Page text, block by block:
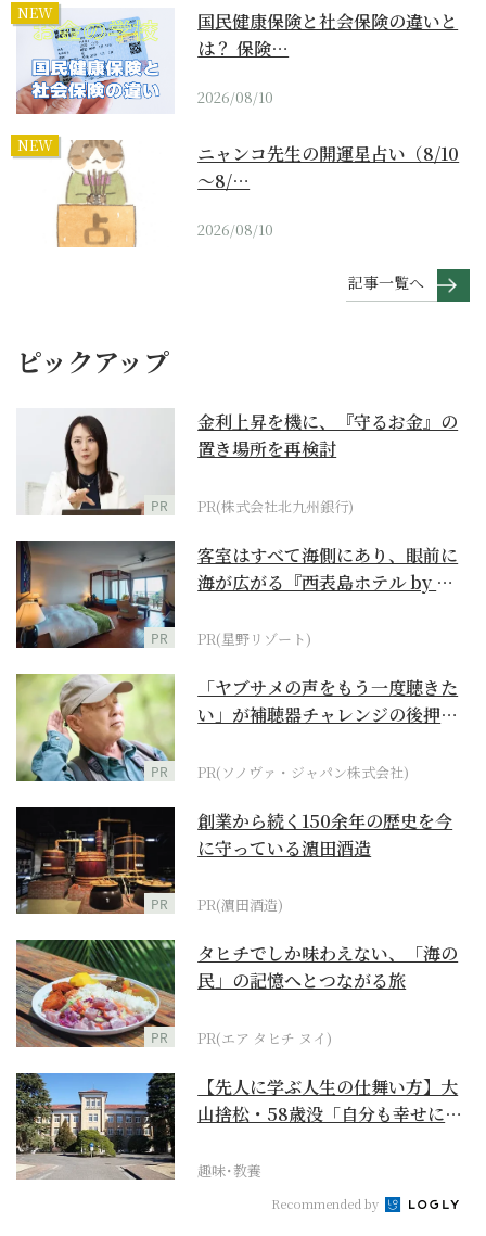
NEW
国民健康保険と社会保険の違いと
は？ 保険…
2026/08/10
NEW
ニャンコ先生の開運星占い（8/10
～8/…
2026/08/10
記事一覧へ
ピックアップ
PR
金利上昇を機に、『守るお金』の
置き場所を再検討
PR(株式会社北九州銀行)
PR
客室はすべて海側にあり、眼前に
海が広がる『西表島ホテル by 星
PR(星野リゾート)
PR
「ヤブサメの声をもう一度聴きた
い」が補聴器チャレンジの後押し
PR(ソノヴァ・ジャパン株式会社)
PR
創業から続く150余年の歴史を今
に守っている濵田酒造
PR(濵田酒造)
PR
タヒチでしか味わえない、「海の
民」の記憶へとつながる旅
PR(エア タヒチ ヌイ)
【先人に学ぶ人生の仕舞い方】大
山捨松・58歳没「自分も幸せにな
趣味･教養
Recommended by